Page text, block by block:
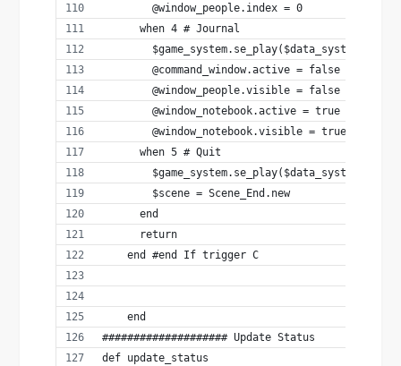
        @window_people.index = 0
      when 4 # Journal
        @command_window.active = false
        @window_people.visible = false
        @window_notebook.active = true
        @window_notebook.visible = true
      when 5 # Quit
        $scene = Scene_End.new
      end
      return
    end #end If trigger C
    end
#################### Update Status
def update_status